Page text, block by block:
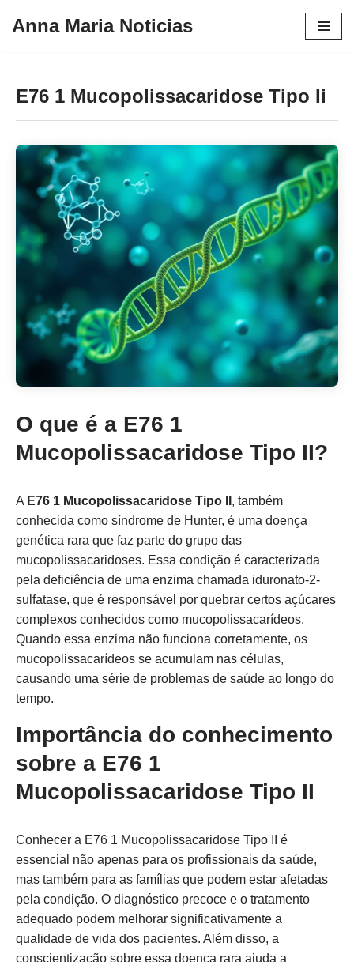
conteúdo
Anna Maria Noticias
E76 1 Mucopolissacaridose Tipo Ii
O que é a E76 1
Mucopolissacaridose Tipo II?
A E76 1 Mucopolissacaridose Tipo II , também
conhecida como síndrome de Hunter, é uma doença
genética rara que faz parte do grupo das
mucopolissacaridoses. Essa condição é caracterizada
pela deficiência de uma enzima chamada iduronato-2-
sulfatase, que é responsável por quebrar certos açúcares
complexos conhecidos como mucopolissacarídeos.
Quando essa enzima não funciona corretamente, os
mucopolissacarídeos se acumulam nas células,
causando uma série de problemas de saúde ao longo do
tempo.
Importância do conhecimento
sobre a E76 1
Mucopolissacaridose Tipo II
Conhecer a E76 1 Mucopolissacaridose Tipo II é
essencial não apenas para os profissionais da saúde,
mas também para as famílias que podem estar afetadas
pela condição. O diagnóstico precoce e o tratamento
adequado podem melhorar significativamente a
qualidade de vida dos pacientes. Além disso, a
conscientização sobre essa doença rara ajuda a